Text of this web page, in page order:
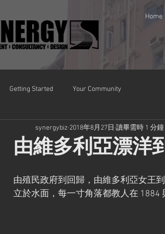
Home
Getting Started Your Community
由維多利亞漂洋
synergybiz 2018年8月27日 讀畢需時 1 分鐘
由殖民政府到回歸，由維多利亞女王
立於水面，每一寸角落都教人在 1884